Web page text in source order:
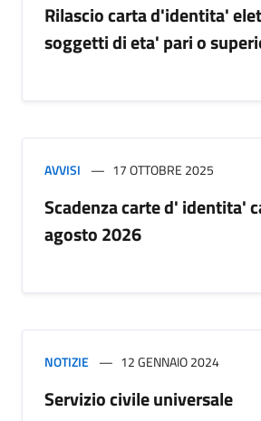
Rilascio carta d'identita'
soggetti di eta' pari o
AVVISI 17 OTTOBRE 2025
Scadenza carte d' identita'
agosto 2026
NOTIZIE 12 GENNAIO 2024
Servizio civile universale